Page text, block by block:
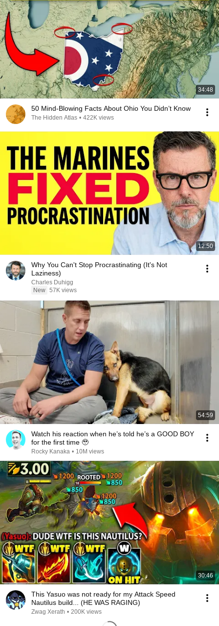
34:48
50 Mind-Blowing Facts About Ohio You Didn’t Know
The Hidden Atlas • 422K views
12:50
Why You Can't Stop Procrastinating (It's Not
Laziness)
Charles Duhigg
New 57K views
54:59
Watch his reaction when he’s told he’s a GOOD BOY
for the first time 🥹
Rocky Kanaka • 10M views
30:46
This Yasuo was not ready for my Attack Speed
Nautilus build... (HE WAS RAGING)
Zwag Xerath • 200K views